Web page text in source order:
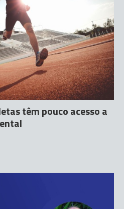
têm pouco acesso a